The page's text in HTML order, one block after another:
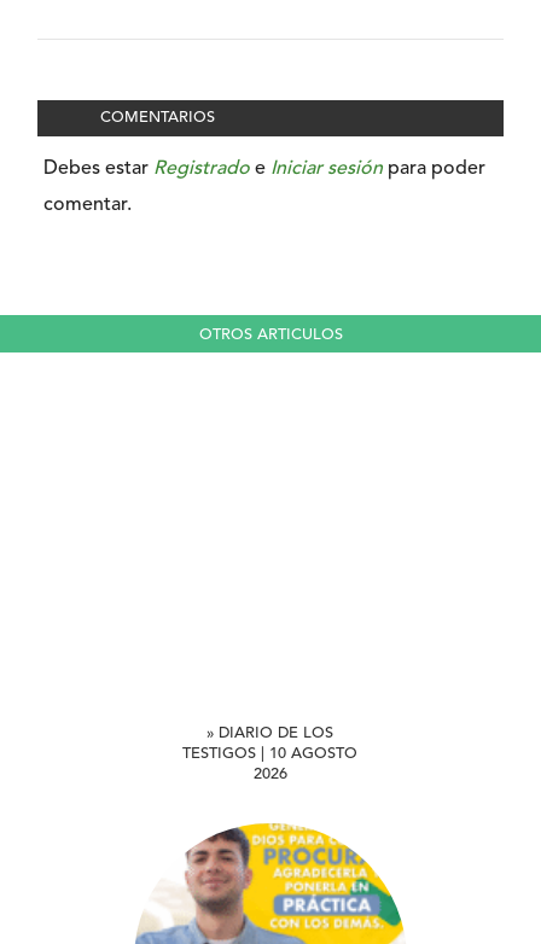
COMENTARIOS
Debes estar Registrado e Iniciar sesión para poder
comentar.
OTROS ARTICULOS
» DIARIO DE LOS
TESTIGOS | 10 AGOSTO
2026